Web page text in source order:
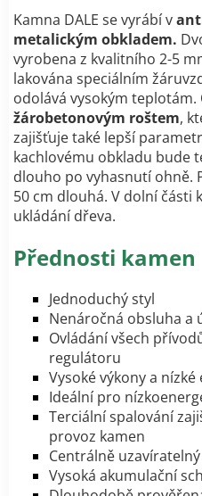
Kamna DALE se vyrábí v
metalickým obkladem.
vyrobena z kvalitního 2-5
lakována speciálním
odolává vysokým teplotám.
žárobetonovým roštem,
zajišťuje také lepší
kachlovému obkladu bude
dlouho po vyhasnutí ohně.
50 cm dlouhá. V dolní
ukládání dřeva.
Přednosti kamen
Jednoduchý styl
Nenáročná obsluha a
Ovládání všech
regulátoru
Vysoké výkony a nízké
Ideální pro
Terciální spalování
provoz kamen
Centrálně
Vysoká akumulační